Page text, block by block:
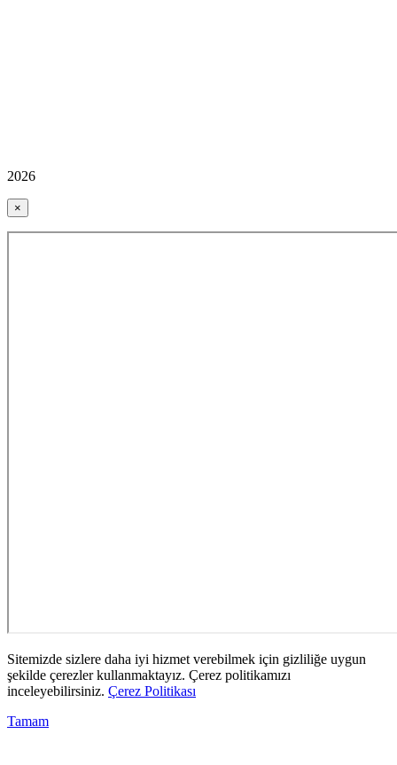
2026
×
Sitemizde sizlere daha iyi hizmet verebilmek için gizliliğe uygun
şekilde çerezler kullanmaktayız. Çerez politikamızı
inceleyebilirsiniz. Çerez Politikası
Tamam